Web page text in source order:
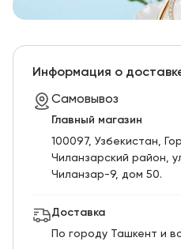
Информация о
Самовывоз
Главный магазин
100097, Узбекистан,
Чиланзарский pайон,
Чиланзар-9, дом 50.
Доставка
По городу Ташкент и